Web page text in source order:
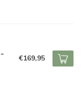
€169,95